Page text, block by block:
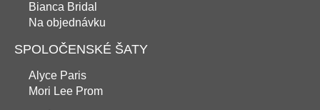
Bianca Bridal
Na objednávku
SPOLOČENSKÉ ŠATY
Alyce Paris
Mori Lee Prom